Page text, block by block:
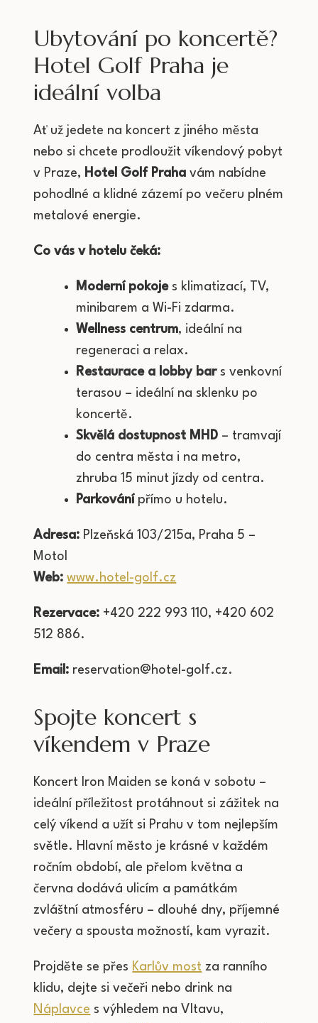
Ubytování po koncertě?
Hotel Golf Praha je
ideální volba
Ať už jedete na koncert z jiného města
nebo si chcete prodloužit víkendový pobyt
v Praze, Hotel Golf Praha vám nabídne
pohodlné a klidné zázemí po večeru plném
metalové energie.
Co vás v hotelu čeká:
Moderní pokojes klimatizací, TV,
minibarem a Wi-Fi zdarma.
Wellness centrum, ideální na
regeneraci a relax.
Restaurace a lobby bars venkovní
terasou – ideální na sklenku po
koncertě.
Skvělá dostupnost MHD – tramvají
do centra města i na metro,
zhruba 15 minut jízdy od centra.
Parkování přímo u hotelu.
Adresa: Plzeňská 103/215a, Praha 5 –
Motol
Web: www.hotel-golf.cz
Rezervace: +420 222 993 110, +420 602
512 886.
Email: reservation@hotel-golf.cz.
Spojte koncert s
víkendem v Praze
Koncert Iron Maiden se koná v sobotu –
ideální příležitost protáhnout si zážitek na
celý víkend a užít si Prahu v tom nejlepším
světle. Hlavní město je krásné v každém
ročním období, ale přelom května a
června dodává ulicím a památkám
zvláštní atmosféru – dlouhé dny, příjemné
večery a spousta možností, kam vyrazit.
Projděte se přes Karlův most za ranního
klidu, dejte si večeři nebo drink na
Náplavce s výhledem na Vltavu,